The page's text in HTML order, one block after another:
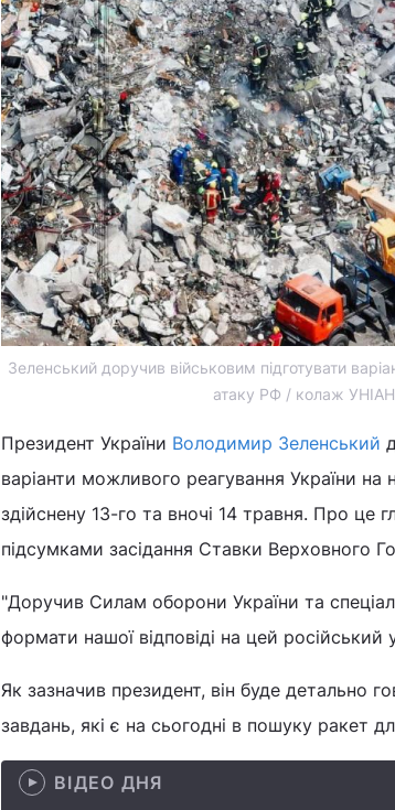
Зеленський доручив військовим підготувати
атаку РФ / колаж
Президент України Володимир Зеленський
варіанти можливого реагування України на
здійснену 13-го та вночі 14 травня. Про це
підсумками засідання Ставки Верховного
"Доручив Силам оборони України та
формати нашої відповіді на цей
Як зазначив президент, він буде детально
завдань, які є на сьогодні в пошуку ракет
ВІДЕО ДНЯ